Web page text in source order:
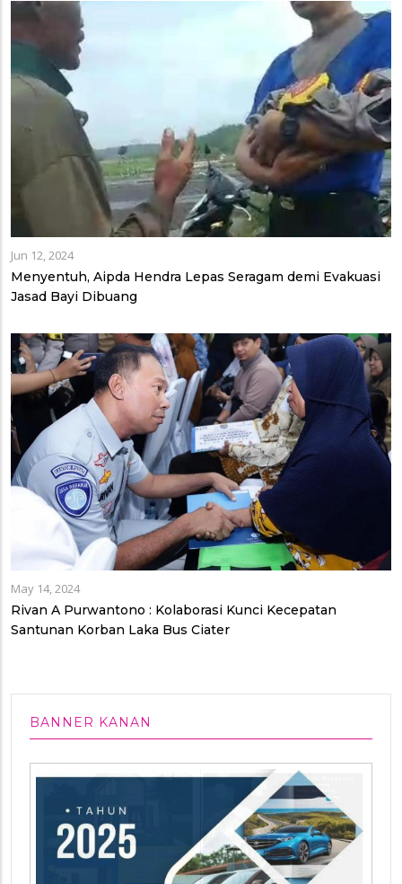
Jun 12, 2024
Menyentuh, Aipda Hendra Lepas Seragam demi Evakuasi
Jasad Bayi Dibuang
May 14, 2024
Rivan A Purwantono : Kolaborasi Kunci Kecepatan
Santunan Korban Laka Bus Ciater
BANNER KANAN